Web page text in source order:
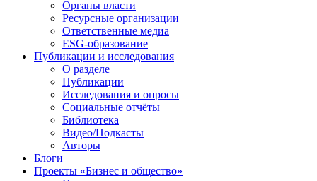
Органы власти
Ресурсные организации
Ответственные медиа
ESG-образование
Публикации и исследования
О разделе
Публикации
Исследования и опросы
Социальные отчёты
Библиотека
Видео/Подкасты
Авторы
Блоги
Проекты «Бизнес и общество»